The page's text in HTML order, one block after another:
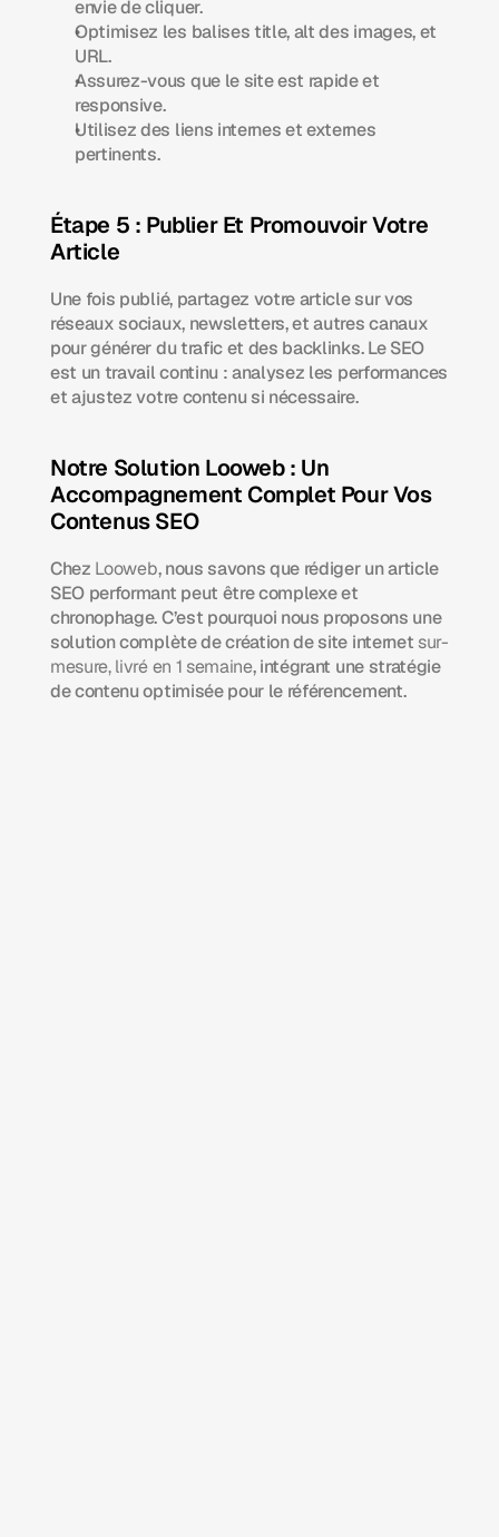
envie de cliquer.
Optimisez les balises title, alt des images, et
URL.
Assurez-vous que le site est rapide et
responsive.
Utilisez des liens internes et externes
pertinents.
Étape 5 : Publier Et Promouvoir Votre
Article
Une fois publié, partagez votre article sur vos
réseaux sociaux, newsletters, et autres canaux
pour générer du trafic et des backlinks. Le SEO
est un travail continu : analysez les performances
et ajustez votre contenu si nécessaire.
Notre Solution Looweb : Un
Accompagnement Complet Pour Vos
Contenus SEO
Chez Looweb, nous savons que rédiger un article
SEO performant peut être complexe et
chronophage. C’est pourquoi nous proposons une
solution complète de création de site internet sur-
mesure, livré en 1 semaine, intégrant une stratégie
de contenu optimisée pour le référencement.